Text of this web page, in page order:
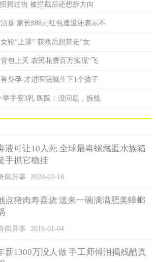
症的概率是很低的，很不幸的是库马尔就
每个人的情况进行，然而通常最佳的手术
纳亚克来说，另外一个来自巴西的家族则比
De Silva家族一共有15名成员，他们在普通
他们每一个成员都有12根手指和脚趾。
指和脚趾多长出来是一件很令人懊恼的
家族来说，却意味深重，他们觉得这是一
他们家族来说，很有特殊的意义，并且他
族”。
摇过街 被拦截后还想拆方向
喜 家长888元红包遭退还表示不
轮“上课” 获救后想带走“女
包上天 农民花费百万实现“飞
身孕 才进医院就生下1个孩子
举手变3乳 医院：没问题，拆线
液可让10人死 全球最毒螺藏匿水族箱
手抓它稳挂
闻异事 2020-02-18
点猪肉寿喜烧 送来一碗满满肥美蟑螂
闻异事 2019-01-04
薪1300万没人做 手工师傅泪揭残酷真